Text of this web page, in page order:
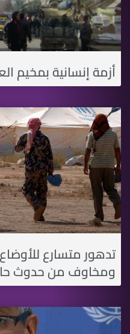
أزمة إنسانية بمخيم
تدهور متسارع للأوضاع
ومخاوف من حدوث